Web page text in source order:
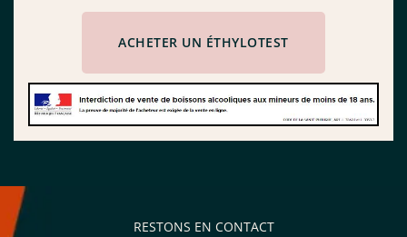
ACHETER UN ÉTHYLOTEST
RESTONS EN CONTACT